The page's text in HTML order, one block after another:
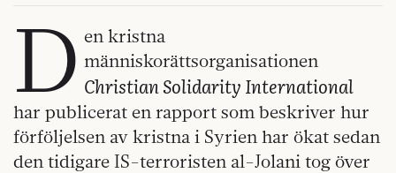
D en kristna
människorättsorganisationen
Christian Solidarity International
har publicerat en rapport som beskriver hur
förföljelsen av kristna i Syrien har ökat sedan
den tidigare IS-terroristen al-Jolani tog över